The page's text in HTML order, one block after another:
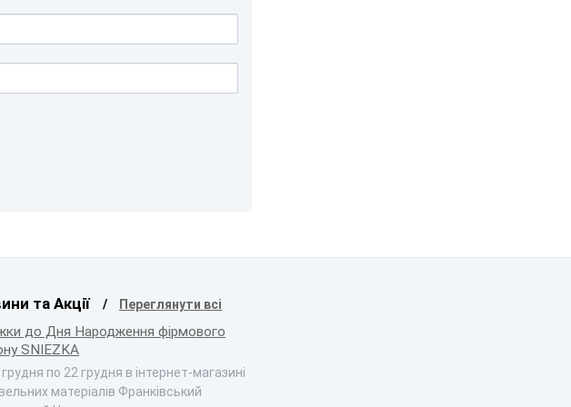
та Акції Переглянути всі
до Дня Народження фірмового
SNIEZKA
по 22 грудня в інтернет-магазині
матеріалів Франківський